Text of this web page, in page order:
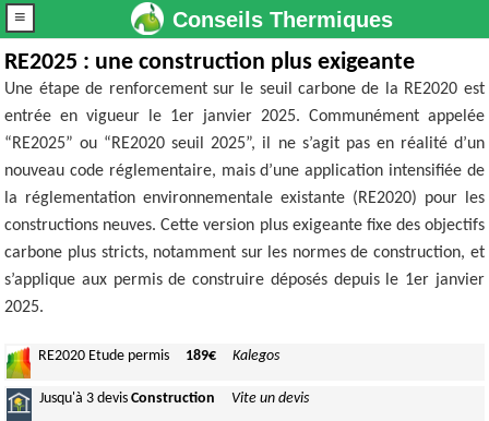
Conseils Thermiques
≡
RE2025 : une construction plus exigeante
Une étape de renforcement sur le seuil carbone de la RE2020 est
entrée en vigueur le 1er janvier 2025. Communément appelée
“RE2025” ou “RE2020 seuil 2025”, il ne s’agit pas en réalité d’un
nouveau code réglementaire, mais d’une application intensifiée de
la réglementation environnementale existante (RE2020) pour les
constructions neuves. Cette version plus exigeante fixe des objectifs
carbone plus stricts, notamment sur les normes de construction, et
s’applique aux permis de construire déposés depuis le 1er janvier
2025.
RE2020 Etude permis 189€ Kalegos
Jusqu'à 3 devis Construction Vite un devis